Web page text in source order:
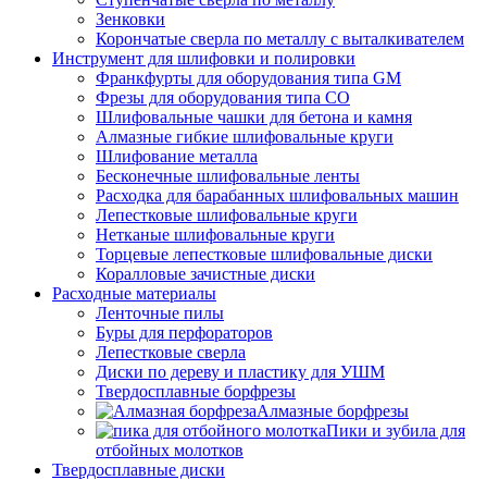
Зенковки
Корончатые сверла по металлу c выталкивателем
Инструмент для шлифовки и полировки
Франкфурты для оборудования типа GM
Фрезы для оборудования типа СО
Шлифовальные чашки для бетона и камня
Алмазные гибкие шлифовальные круги
Шлифование металла
Бесконечные шлифовальные ленты
Расходка для барабанных шлифовальных машин
Лепестковые шлифовальные круги
Нетканые шлифовальные круги
Торцевые лепестковые шлифовальные диски
Коралловые зачистные диски
Расходные материалы
Ленточные пилы
Буры для перфораторов
Лепестковые сверла
Диски по дереву и пластику для УШМ
Твердосплавные борфрезы
Алмазные борфрезы
Пики и зубила для
отбойных молотков
Твердосплавные диски